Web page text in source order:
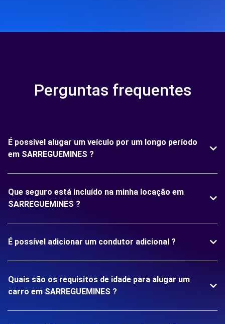
Perguntas frequentes
É possível alugar um veículo por um longo período
em SARREGUEMINES ?
Que seguro está incluído na minha locação em
SARREGUEMINES ?
É possível adicionar um condutor adicional ?
Quais são os requisitos de idade para alugar um
carro em SARREGUEMINES ?